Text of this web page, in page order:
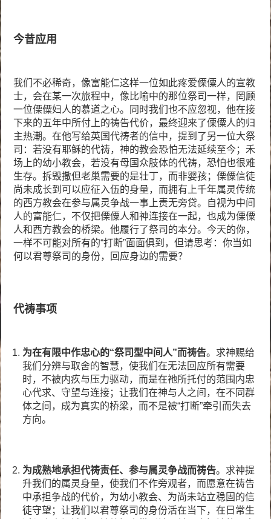
今昔应用
我们不必稀奇，像富能仁这样一位如此疼爱傈僳人的宣教
士，会在某一次旅程中，像比喻中的那位祭司一样，罔顾
一位傈僳妇人的慕道之心。同时我们也不应忽视，他在接
下来的五年中所付上的祷告代价，最终迎来了傈僳人的归
主热潮。在他写给英国代祷者的信中，提到了另一位大祭
司：若没有耶稣的代祷，神的教会恐怕无法延续至今；禾
场上的幼小教会，若没有母国众肢体的代祷，恐怕也很难
生存。拆毁撒但老巢需要的是壮丁，而非婴孩；傈僳信徒
尚未成长到可以应征入伍的身量，而拥有上千年属灵传统
的西方教会在参与属灵争战一事上责无旁贷。自视为中间
人的富能仁，不仅把傈僳人和神连接在一起，也成为傈僳
人和西方教会的桥梁。他履行了祭司的本分。今天的你，
一样不可能对所有的“打断”面面俱到，但请思考：你当如
何以君尊祭司的身份，回应身边的需要？
代祷事项
为在有限中作忠心的“祭司型中间人”而祷告。求神赐给
我们分辨与取舍的智慧，使我们在无法回应所有需要
时，不被内疚与压力驱动，而是在祂所托付的范围内忠
心代求、守望与连接；让我们在神与人之间，在不同群
体之间，成为真实的桥梁，而不是被“打断”牵引而失去
方向。
为成熟地承担代祷责任、参与属灵争战而祷告。求神提
升我们的属灵身量，使我们不作旁观者，而愿意在祷告
中承担争战的代价，为幼小教会、为尚未站立稳固的信
徒守望；让我们以君尊祭司的身份活在当下，在日常生